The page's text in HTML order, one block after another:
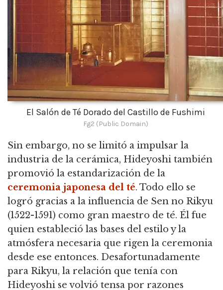
El Salón de Té Dorado del Castillo de Fushimi
Fg2 (Public Domain)
Sin embargo, no se limitó a impulsar la
industria de la cerámica, Hideyoshi también
promovió la estandarización de la
ceremonia japonesa del té. Todo ello se
logró gracias a la influencia de Sen no Rikyu
(1522-1591) como gran maestro de té. Él fue
quien estableció las bases del estilo y la
atmósfera necesaria que rigen la ceremonia
desde ese entonces. Desafortunadamente
para Rikyu, la relación que tenía con
Hideyoshi se volvió tensa por razones